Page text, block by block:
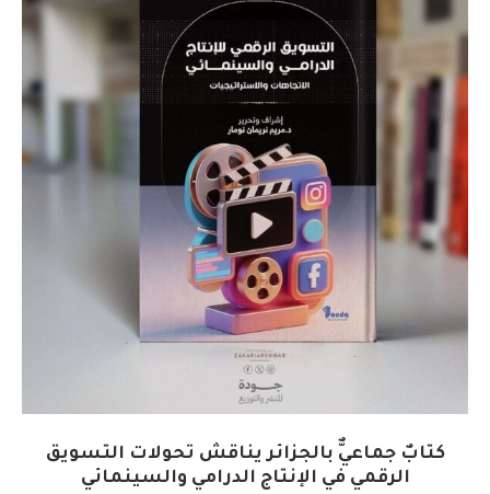
كتابٌ جماعيٌّ بالجزائر يناقش تحولات التسويق
الرقمي في الإنتاج الدرامي والسينمائي